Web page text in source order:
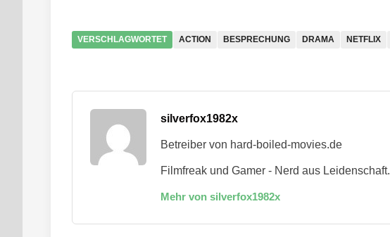
VERSCHLAGWORTET ACTION BESPRECHUNG DRAMA NETFLIX
silverfox1982x
Betreiber von hard-boiled-movies.de
Filmfreak und Gamer - Nerd aus Leidenschaft.
Mehr von silverfox1982x